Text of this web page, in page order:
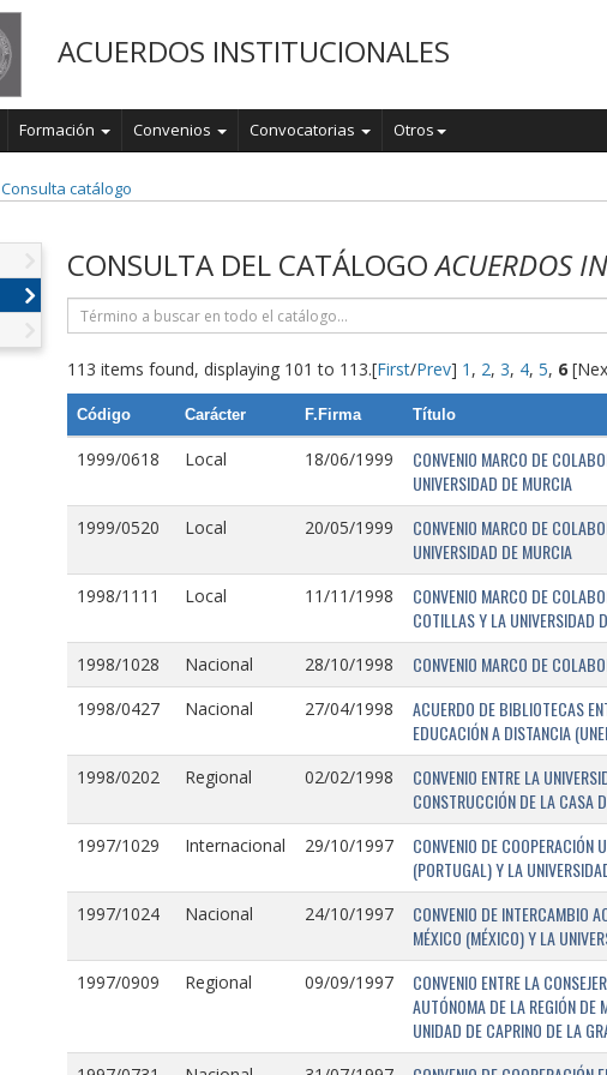
ACUERDOS INSTITUCIONALES
Formación Convenios Convocatorias Otros
Consulta catálogo
CONSULTA DEL CATÁLOGOACUERDOS
113 items found, displaying 101 to 113.[First/Prev] 1 , 2, 3, 4, 5, 6
Código Carácter F.Firma Título
1999/0618 Local 18/06/1999
CONVENIO MARCO DE
UNIVERSIDAD DE MURCIA
1999/0520 Local 20/05/1999
CONVENIO MARCO DE
UNIVERSIDAD DE MURCIA
1998/1111 Local 11/11/1998
CONVENIO MARCO DE
COTILLAS Y LA UNIVERSIDAD
1998/1028 Nacional 28/10/1998 CONVENIO MARCO DE
1998/0427 Nacional 27/04/1998
ACUERDO DE BIBLIOTECAS
EDUCACIÓN A DISTANCIA
1998/0202 Regional 02/02/1998
CONVENIO ENTRE LA
CONSTRUCCIÓN DE LA CASA
1997/1029 Internacional 29/10/1997
CONVENIO DE COOPERACIÓN
(PORTUGAL) Y LA
1997/1024 Nacional 24/10/1997
CONVENIO DE INTERCAMBIO
MÉXICO (MÉXICO) Y LA
1997/0909 Regional 09/09/1997
CONVENIO ENTRE LA
AUTÓNOMA DE LA REGIÓN DE
UNIDAD DE CAPRINO DE LA